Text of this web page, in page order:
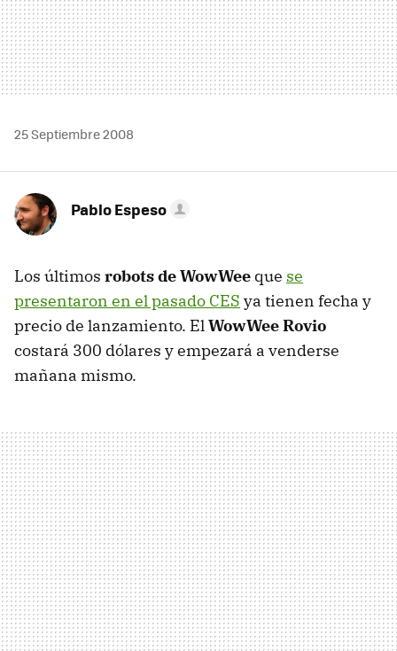
25 Septiembre 2008
Pablo Espeso
Los últimos robots de WowWee que se
presentaron en el pasado CES ya tienen fecha y
precio de lanzamiento. ElWowWee Rovio
costará 300 dólares y empezará a venderse
mañana mismo.